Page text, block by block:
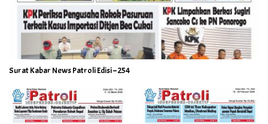
Surat Kabar News Patroli Edisi – 254